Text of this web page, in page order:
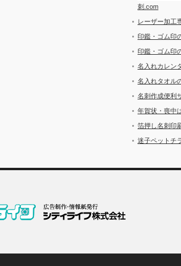
刺.com
レーザー加工
印鑑・ゴム印
印鑑・ゴム印
名入れカレン
名入れタオル
名刺作成便利
年賀状・喪中
箔押し名刺印
迷子ペットチ